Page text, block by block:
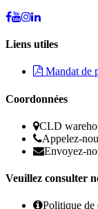
Liens utiles
Mandat de
Coordonnées
CLD
Appelez-
Envoyez-
Veuillez consulter
Politique de